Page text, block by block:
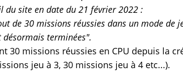
du site en date du 21 février 2022 :
de 30 missions réussies dans un mode de
désormais terminées".
30 missions réussies en CPU depuis la
jeu à 3, 30 missions jeu à 4 etc...).